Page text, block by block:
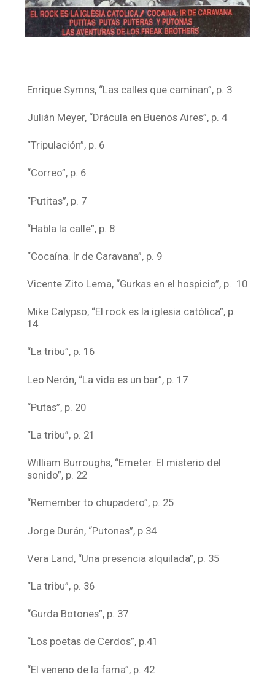
Enrique Symns, “Las calles que caminan”, p. 3
Julián Meyer, “Drácula en Buenos Aires”, p. 4
“Tripulación”, p. 6
“Correo”, p. 6
“Putitas”, p. 7
“Habla la calle”, p. 8
“Cocaína. Ir de Caravana”, p. 9
Vicente Zito Lema, “Gurkas en el hospicio”, p. 10
Mike Calypso, “El rock es la iglesia católica”, p.
14
“La tribu”, p. 16
Leo Nerón, “La vida es un bar”, p. 17
“Putas”, p. 20
“La tribu”, p. 21
William Burroughs, “Emeter. El misterio del
sonido”, p. 22
“Remember to chupadero”, p. 25
Jorge Durán, “Putonas”, p.34
Vera Land, “Una presencia alquilada”, p. 35
“La tribu”, p. 36
“Gurda Botones”, p. 37
“Los poetas de Cerdos”, p.41
“El veneno de la fama”, p. 42